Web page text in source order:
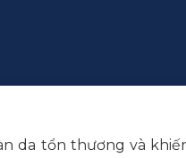
da tổn thương và